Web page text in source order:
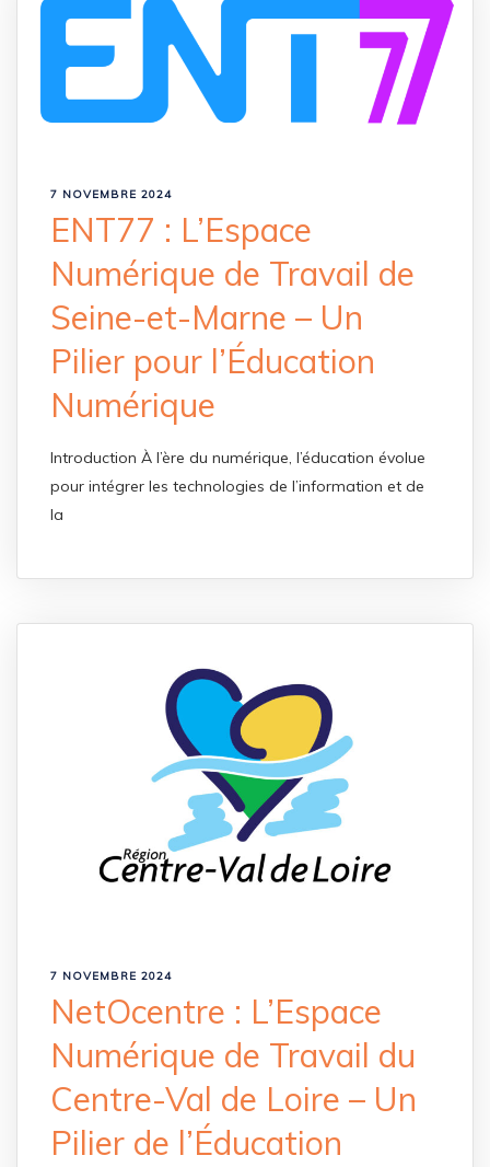
7 NOVEMBRE 2024
ENT77 : L’Espace
Numérique de Travail de
Seine-et-Marne – Un
Pilier pour l’Éducation
Numérique
Introduction À l’ère du numérique, l’éducation évolue
pour intégrer les technologies de l’information et de
la
7 NOVEMBRE 2024
NetOcentre : L’Espace
Numérique de Travail du
Centre-Val de Loire – Un
Pilier de l’Éducation